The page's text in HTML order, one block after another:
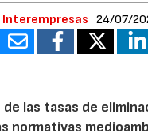
Interempresas 24/07/
de las tasas de
normativas